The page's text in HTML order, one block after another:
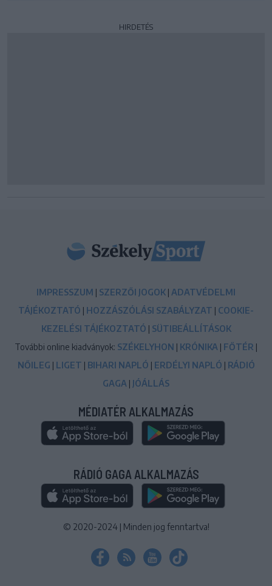
HIRDETÉS
IMPRESSZUM | SZERZŐI JOGOK | ADATVÉDELMI
TÁJÉKOZTATÓ | HOZZÁSZÓLÁSI SZABÁLYZAT | COOKIE-
KEZELÉSI TÁJÉKOZTATÓ | SÜTIBEÁLLÍTÁSOK
További online kiadványok: SZÉKELYHON | KRÓNIKA | FŐTÉR |
NŐILEG | LIGET | BIHARI NAPLÓ | ERDÉLYI NAPLÓ | RÁDIÓ
GAGA | JÓÁLLÁS
MÉDIATÉR ALKALMAZÁS
RÁDIÓ GAGA ALKALMAZÁS
© 2020-2024 | Minden jog fenntartva!